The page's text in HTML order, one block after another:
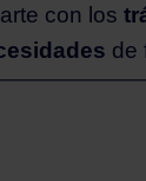
con los
de